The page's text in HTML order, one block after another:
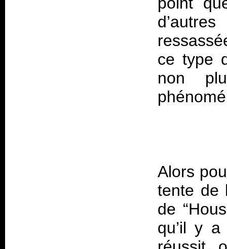
ce type
non
Alors
tente de
de
qu’il y